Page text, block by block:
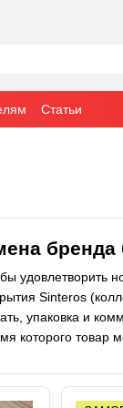
Статьи
бренда
удовлетворить
Sinteros
упаковка и
которого товар
по